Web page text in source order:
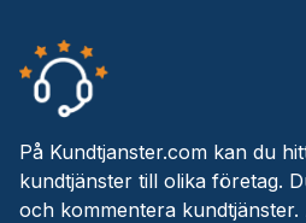
På Kundtjanster.com kan du
kundtjänster till olika företag.
och kommentera